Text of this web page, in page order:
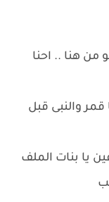
من هنا .. احنا
والنبى قبل
يا بنات الملف